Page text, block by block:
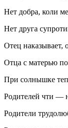
Нет добра, коли
Нет друга
Отец наказывает,
Отца с матерью
При солнышке
Родителей чти —
Родители